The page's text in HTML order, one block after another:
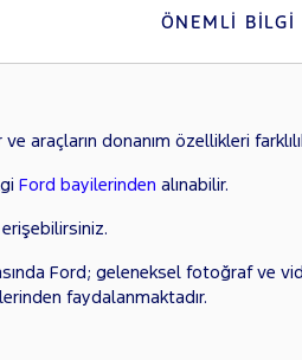
ÖNEMLI BILGI
araçların donanım özellikleri
Ford bayilerinden alınabilir.
erişebilirsiniz.
Ford; geleneksel fotoğraf ve
faydalanmaktadır.